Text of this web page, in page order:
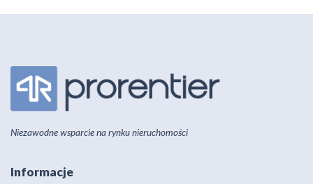
Niezawodne wsparcie na rynku nieruchomości
Informacje